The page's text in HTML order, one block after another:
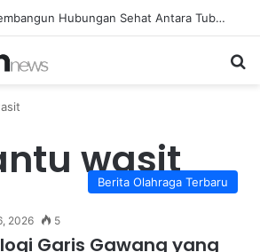
Diet Fleksibel Membangun Hubungan Sehat Antara Tubuh dan Makanan Sehari-hari
wasit
Berita Olahraga Terbaru
2026 5
Garis Gawang yang